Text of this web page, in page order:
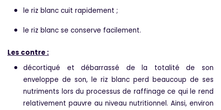
le riz blanc cuit rapidement ;
le riz blanc se conserve facilement.
Les contre :
décortiqué et débarrassé de la totalité de son
enveloppe de son, le riz blanc perd beaucoup de ses
nutriments lors du processus de raffinage ce qui le rend
relativement pauvre au niveau nutritionnel. Ainsi, environ